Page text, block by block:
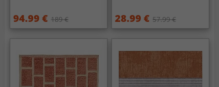
94.99 € 189 € 28.99 € 57.99 €